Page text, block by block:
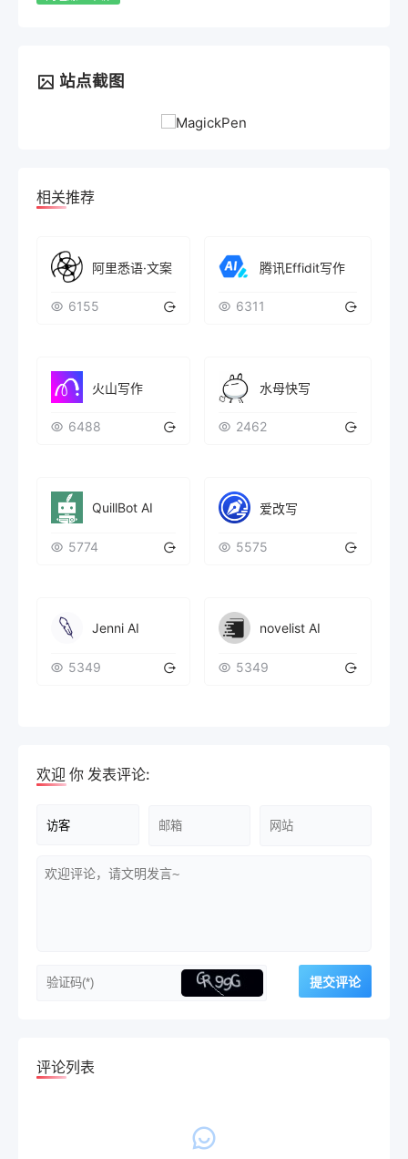
站点截图
相关推荐
阿里悉语·文案
6155
腾讯Effidit写作
6311
火山写作
6488
水母快写
2462
QuillBot AI
5774
爱改写
5575
Jenni AI
5349
novelist AI
5349
欢迎 你 发表评论:
评论列表